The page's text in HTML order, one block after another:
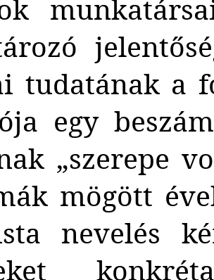
tudatának a
egy
„szerepe
mögött
nevelés